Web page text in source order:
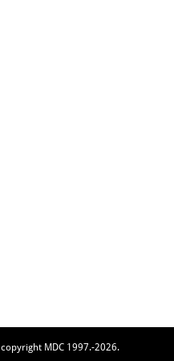
copyright MDC 1997.-2026.